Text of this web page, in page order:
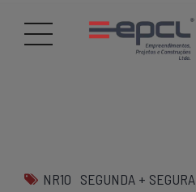
NR10 SEGUNDA + SEGURA